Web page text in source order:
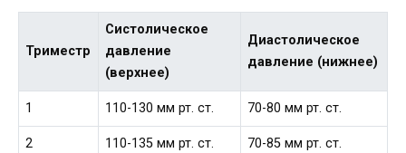
Триместр
Систолическое
давление
(верхнее)
Диастолическое
давление (нижнее)
1 110-130 мм рт. ст. 70-80 мм рт. ст.
2 110-135 мм рт. ст. 70-85 мм рт. ст.